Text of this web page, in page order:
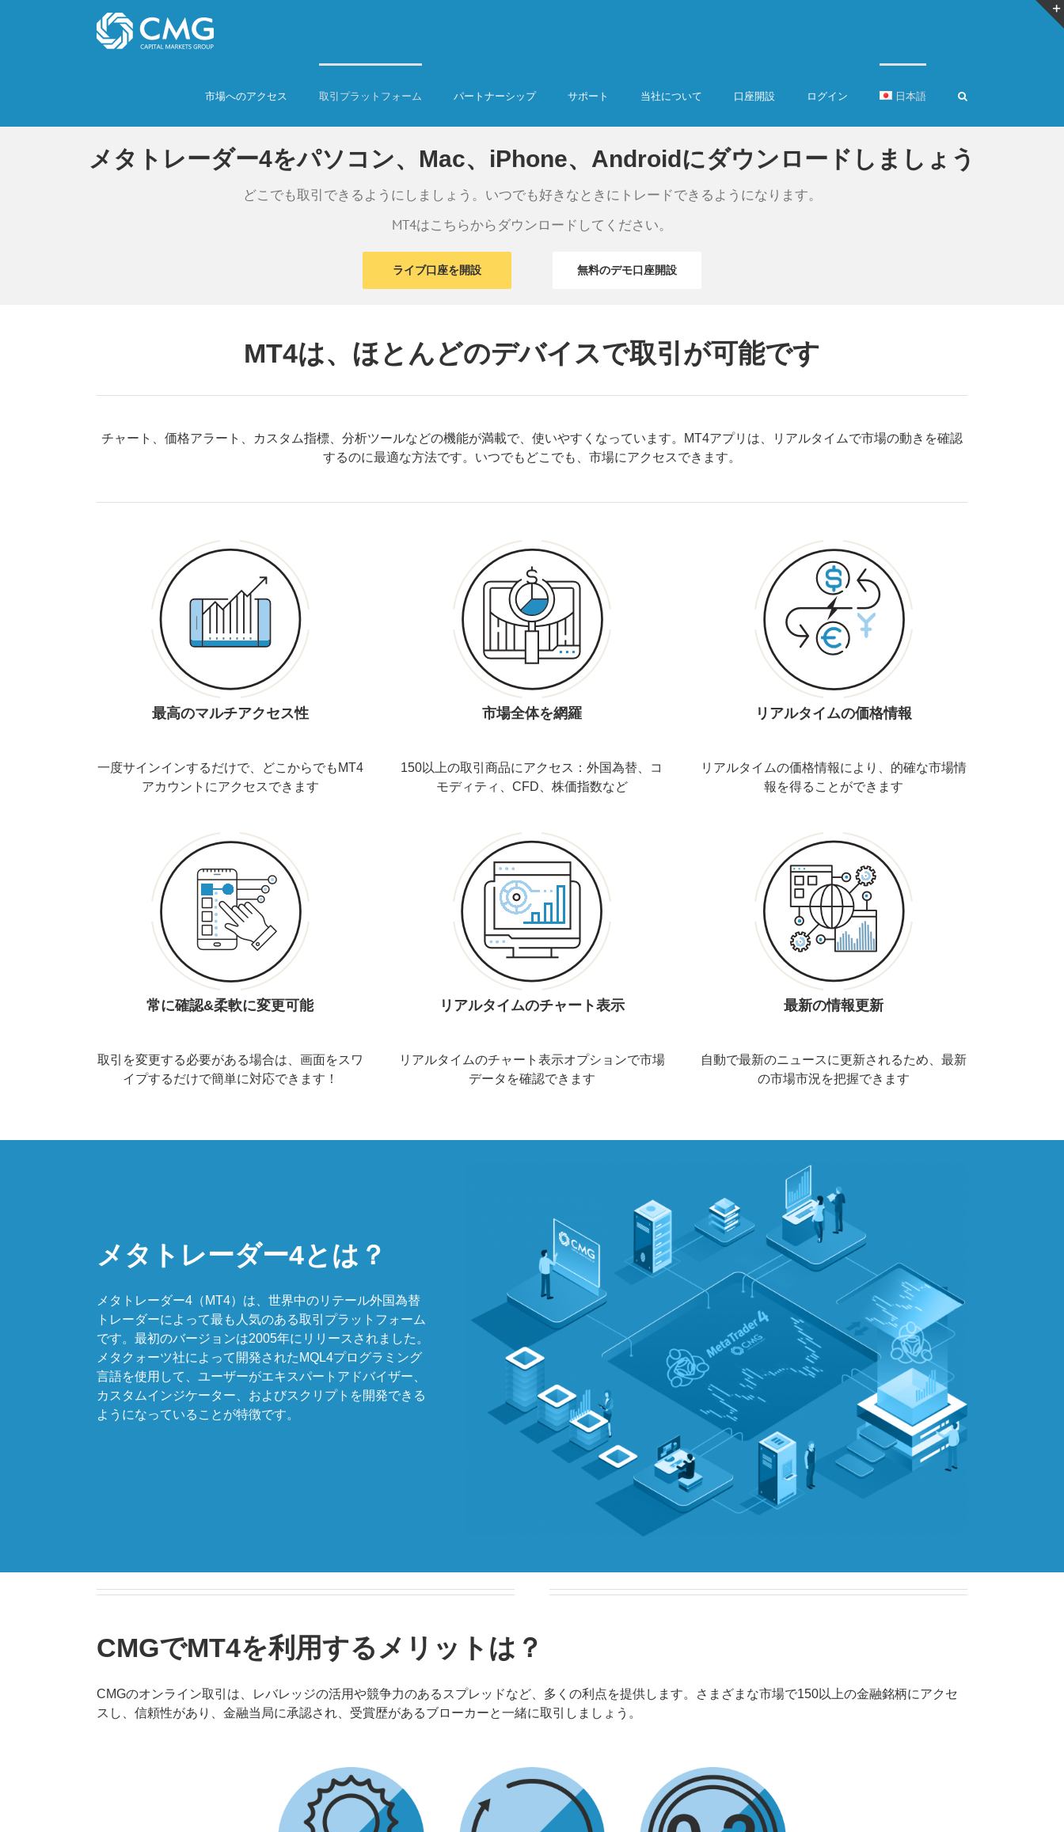
市場へのアクセス 取引プラットフォーム パートナーシップ サポート 当社について 口座開設 ログイン 日本語
メタトレーダー4をパソコン、Mac、iPhone、Androidにダウンロードしましょう
どこでも取引できるようにしましょう。いつでも好きなときにトレードできるようになります。
MT4はこちらからダウンロードしてください。
ライブ口座を開設 無料のデモ口座開設
MT4は、ほとんどのデバイスで取引が可能です
チャート、価格アラート、カスタム指標、分析ツールなどの機能が満載で、使いやすくなっています。MT4アプリは、リアルタイムで市場の動きを確認
するのに最適な方法です。いつでもどこでも、市場にアクセスできます。
最高のマルチアクセス性
一度サインインするだけで、どこからでもMT4
アカウントにアクセスできます
市場全体を網羅
150以上の取引商品にアクセス：外国為替、コ
モディティ、CFD、株価指数など
リアルタイムの価格情報
リアルタイムの価格情報により、的確な市場情
報を得ることができます
常に確認&柔軟に変更可能
取引を変更する必要がある場合は、画面をスワ
イプするだけで簡単に対応できます！
リアルタイムのチャート表示
リアルタイムのチャート表示オプションで市場
データを確認できます
最新の情報更新
自動で最新のニュースに更新されるため、最新
の市場市況を把握できます
メタトレーダー4とは？
メタトレーダー4（MT4）は、世界中のリテール外国為替
トレーダーによって最も人気のある取引プラットフォーム
です。最初のバージョンは2005年にリリースされました。
メタクォーツ社によって開発されたMQL4プログラミング
言語を使用して、ユーザーがエキスパートアドバイザー、
カスタムインジケーター、およびスクリプトを開発できる
ようになっていることが特徴です。
CMGでMT4を利用するメリットは？
CMGのオンライン取引は、レバレッジの活用や競争力のあるスプレッドなど、多くの利点を提供します。さまざまな市場で150以上の金融銘柄にアクセ
スし、信頼性があり、金融当局に承認され、受賞歴があるブローカーと一緒に取引しましょう。